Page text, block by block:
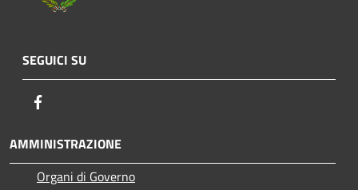
SEGUICI SU
AMMINISTRAZIONE
Organi di Governo